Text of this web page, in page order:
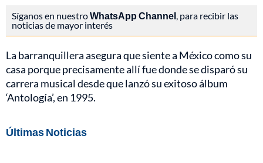
Síganos en nuestroWhatsApp Channel, para recibir las
noticias de mayor interés
La barranquillera asegura que siente a México como su
casa porque precisamente allí fue donde se disparó su
carrera musical desde que lanzó su exitoso álbum
‘Antología’, en 1995.
Últimas Noticias